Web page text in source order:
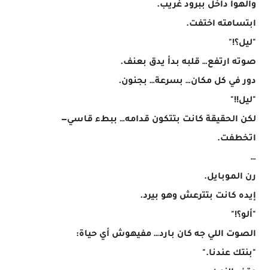
والهوا داخل ببرود غريب.
ابتسامته اختفت.
"ليل؟!"
صوته ارتفع… قلبه بدأ يدق بعنف.
دور في كل مكان… بسرعة… بجنون.
"ليل!!"
لكن الحقيقة كانت بتتكون قدامه… ببطء قاسي—
اتخطفت.
…
رن الموبايل.
إيده كانت بتترعش وهو بيرد.
"ألو؟!"
الصوت اللي جه كان بارد… مفيهوش أي حياة:
"بنتك عندنا."